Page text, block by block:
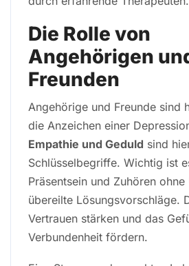
Die Rolle von
Angehörigen
Freunden
Angehörige und Freunde sind
die Anzeichen einer
Empathie und Geduld sind
Schlüsselbegriffe. Wichtig ist
Präsentsein und Zuhören
übereilte Lösungsvorschläge.
Vertrauen stärken und das
Verbundenheit fördern.